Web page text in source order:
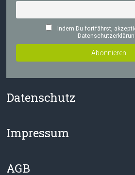
Indem Du fortfährst,
Datenschutz
Impressum
AGB